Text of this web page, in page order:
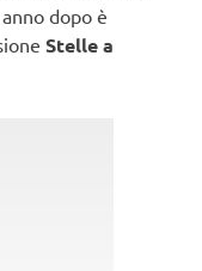
dopo è
Stelle a